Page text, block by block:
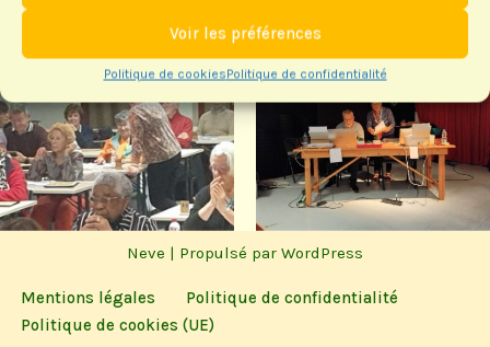
Voir les préférences
Politique de cookiesPolitique de confidentialité
Neve | Propulsé par WordPress
Mentions légales
Politique de confidentialité
Politique de cookies (UE)